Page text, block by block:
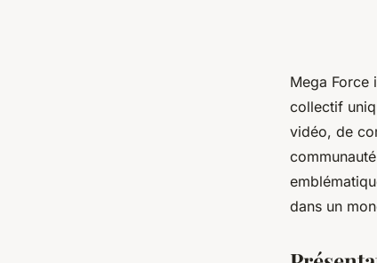
Mega Force
collectif
vidéo, de
dans un